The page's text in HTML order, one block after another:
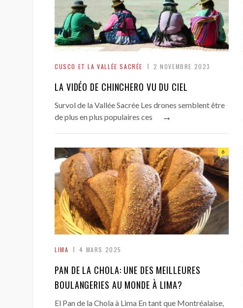
CUSCO ET LA VALLÉE SACRÉE 2 NOVEMBRE 2023
LA VIDÉO DE CHINCHERO VU DU CIEL
Survol de la Vallée Sacrée Les drones semblent être
de plus en plus populaires ces
→
LIMA 4 MARS 2025
6
PAN DE LA CHOLA: UNE DES MEILLEURES
BOULANGERIES AU MONDE À LIMA?
El Pan de la Chola à Lima En tant que Montréalaise,